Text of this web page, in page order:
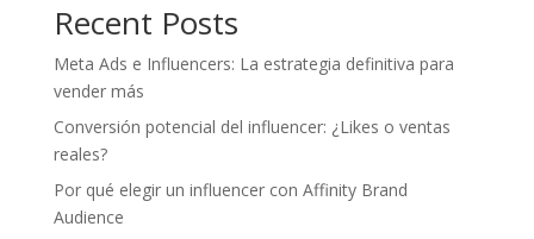
Recent Posts
Meta Ads e Influencers: La estrategia definitiva para
vender más
Conversión potencial del influencer: ¿Likes o ventas
reales?
Por qué elegir un influencer con Affinity Brand
Audience